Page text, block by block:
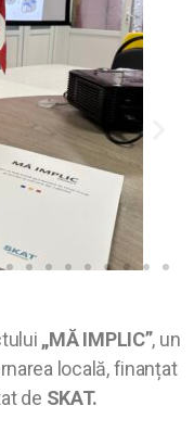
„MĂ IMPLIC”, un
locală, finanțat
de SKAT.